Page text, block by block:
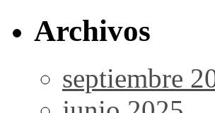
Archivos
septiembre